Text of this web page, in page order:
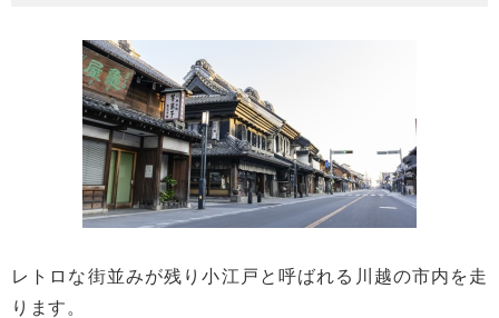
レトロな街並みが残り小江戸と呼ばれる川越の市内を走
ります。